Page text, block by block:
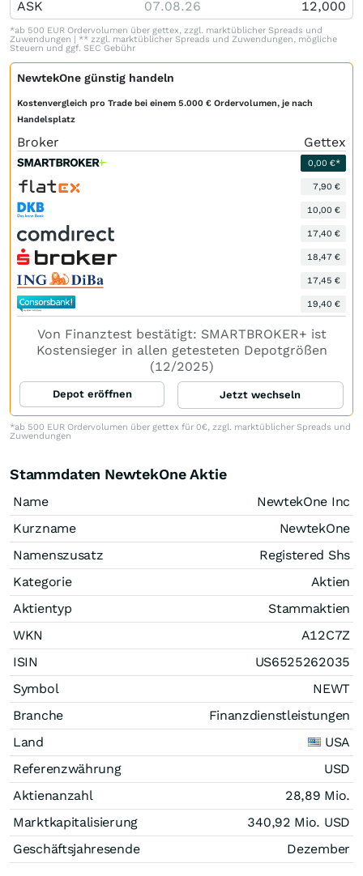
ASK 07.08.26 12,000
*ab 500 EUR Ordervolumen über gettex, zzgl. marktüblicher Spreads und
Zuwendungen | ** zzgl. marktüblicher Spreads und Zuwendungen, mögliche
Steuern und ggf. SEC Gebühr
NewtekOne günstig handeln
Kostenvergleich pro Trade bei einem 5.000 € Ordervolumen, je nach
Handelsplatz
Broker Gettex
0,00 €*
7,90 €
10,00 €
17,40 €
18,47 €
17,45 €
19,40 €
Von Finanztest bestätigt: SMARTBROKER+ ist
Kostensieger in allen getesteten Depotgrößen
(12/2025)
Depot eröffnen Jetzt wechseln
*ab 500 EUR Ordervolumen über gettex für 0€, zzgl. marktüblicher Spreads und
Zuwendungen
Stammdaten NewtekOne Aktie
Name
NewtekOne Inc
Kurzname
NewtekOne
Namenszusatz
Registered Shs
Kategorie
Aktien
Aktientyp
Stammaktien
WKN
A12C7Z
ISIN
US6525262035
Symbol
NEWT
Branche
Finanzdienstleistungen
Land
USA
Referenzwährung
USD
Aktienanzahl
28,89 Mio.
Marktkapitalisierung
340,92 Mio. USD
Geschäftsjahresende
Dezember